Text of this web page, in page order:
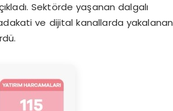
Sektörde yaşanan dalgalı
ve dijital kanallarda yakalanan